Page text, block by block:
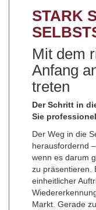
STARK
Mit dem
An­fang
tre­ten
Der Schritt in
Sie
Der Weg in die
herausfordernd
wenn es darum
zu präsentieren.
einheitlicher
Markt. Gerade